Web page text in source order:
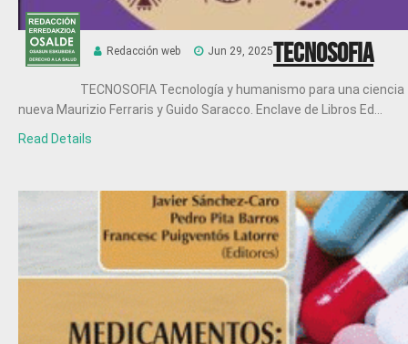
Redacción web Jun 29, 2025Tecnosofia
TECNOSOFIA Tecnología y humanismo para una ciencia
nueva Maurizio Ferraris y Guido Saracco. Enclave de Libros Ed...
Read Details